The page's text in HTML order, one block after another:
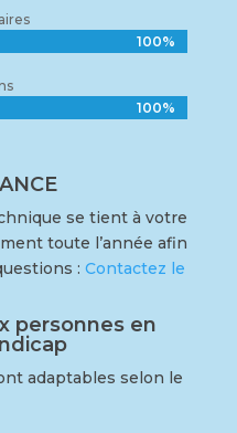
100%
100%
100%
100%
se tient à votre
toute l’année afin
: Contactez le
personnes en
adaptables selon le